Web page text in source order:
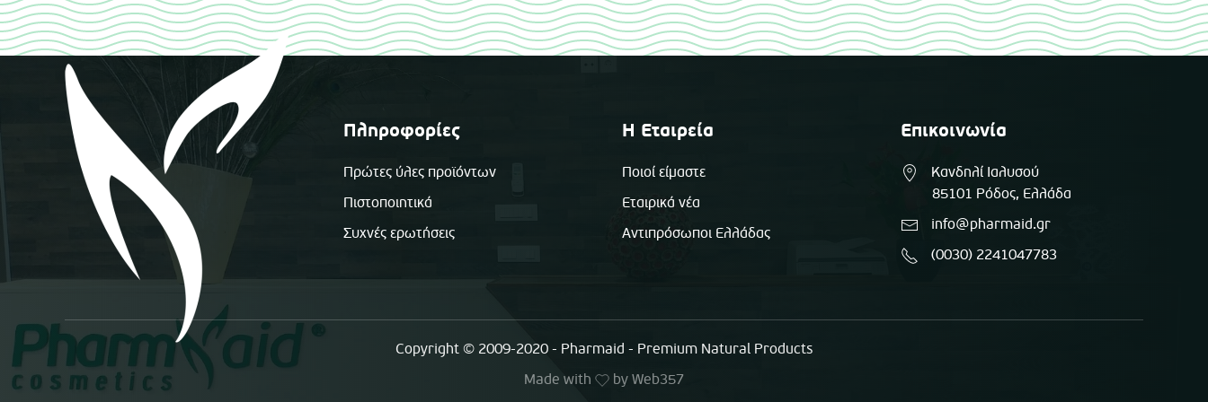
Πληροφορίες
Πρώτες ύλες προϊόντων
Πιστοποιητικά
Συχνές ερωτήσεις
Η Εταιρεία
Ποιοί είμαστε
Εταιρικά νέα
Αντιπρόσωποι Ελλάδας
Επικοινωνία
Κανδηλί Ιαλυσού
85101 Ρόδος, Ελλάδα
info@pharmaid.gr
(0030) 2241047783
Copyright © 2009-2020 - Pharmaid - Premium Natural Products
Made with
by Web357